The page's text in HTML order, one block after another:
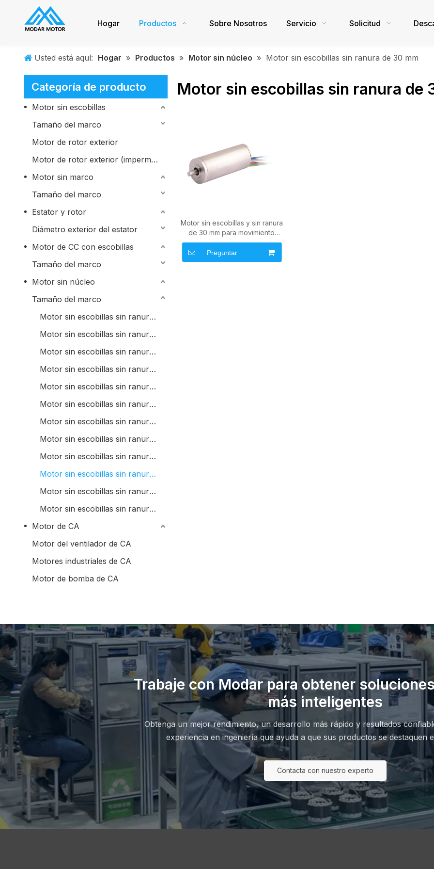
Hogar Productos Sobre Nosotros Servicio Solicitud
Usted está aquí: Hogar » Productos » Motor sin núcleo » Motor sin escobillas sin ranura de 30 mm
Categoría de producto
Motor sin escobillas
Tamaño del marco
Motor de rotor exterior
Motor de rotor exterior (impermeable)
Motor sin marco
Tamaño del marco
Estator y rotor
Diámetro exterior del estator
Motor de CC con escobillas
Tamaño del marco
Motor sin núcleo
Tamaño del marco
Motor sin escobillas sin ranura de 6 mm
Motor sin escobillas sin ranura de 8 mm
Motor sin escobillas sin ranura de 10 mm
Motor sin escobillas sin ranura de 12 mm
Motor sin escobillas sin ranura de 13 mm
Motor sin escobillas sin ranura de 14 mm
Motor sin escobillas sin ranura de 16 mm
Motor sin escobillas sin ranura de 22 mm
Motor sin escobillas sin ranura de 28 mm
Motor sin escobillas sin ranura de 30 mm
Motor sin escobillas sin ranura de 36 mm
Motor sin escobillas sin ranura de 42 mm
Motor de CA
Motor del ventilador de CA
Motores industriales de CA
Motor de bomba de CA
Motor sin escobillas sin ranura de
Motor sin escobillas y sin ranura
de 30 mm para movimiento
industrial de precisión
Preguntar
Trabaje con Modar para obtener
más inteligentes
Obtenga un mejor rendimiento, un desarrollo más rápido y resultados
experiencia en ingeniería que ayuda a que sus productos se destaquen
Contacta con nuestro experto